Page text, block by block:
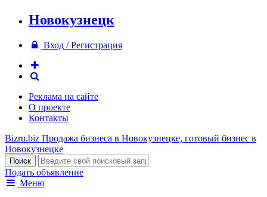
Новокузнецк
Вход / Регистрация
Реклама на сайте
О проекте
Контакты
Bizru.biz Продажа бизнеса в Новокузнецке, готовый бизнес в
Новокузнецке
Подать объявление
Меню